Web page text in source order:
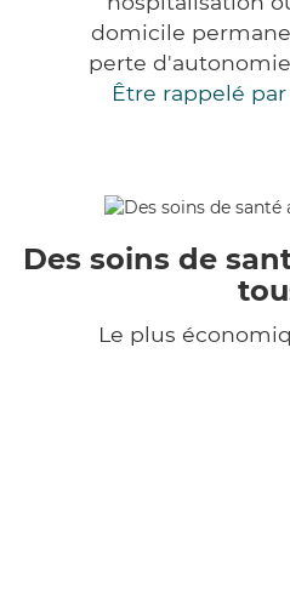
domicile
perte
Être rappelé
Des soins de
Le plus